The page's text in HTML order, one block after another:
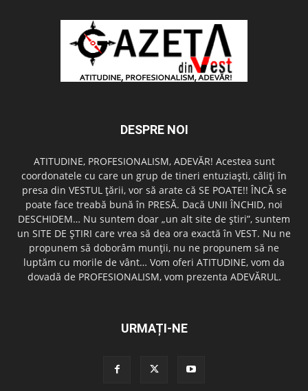
DESPRE NOI
ATITUDINE, PROFESIONALISM, ADEVĂR! Acestea sunt
coordonatele cu care un grup de tineri entuziaşti, căliţi în
presa din VESTUL ţării, vor să arate că SE POATE!! ÎNCĂ se
poate face treabă bună în PRESĂ. Dacă UNII ÎNCHID, noi
DESCHIDEM… Nu suntem doar „un alt site de ştiri”, suntem
un SITE DE ŞTIRI care vrea să dea ora exactă în VEST. Nu ne
propunem să doborâm munţii, nu ne propunem să ne
luptăm cu morile de vânt… Vom oferi ATITUDINE, vom da
dovadă de PROFESIONALISM, vom prezenta ADEVĂRUL.
URMAȚI-NE